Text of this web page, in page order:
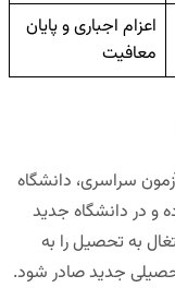
اعزام اجباری و پایان
معافیت
سراسری، دانشگاه
و در دانشگاه جدید
به تحصیل را به
جدید صادر شود.